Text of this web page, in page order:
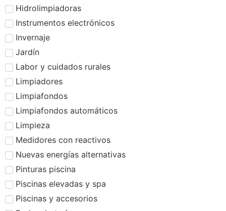
Hidrolimpiadoras
Instrumentos electrónicos
Invernaje
Jardín
Labor y cuidados rurales
Limpiadores
Limpiafondos
Limpiafondos automáticos
Limpieza
Medidores con reactivos
Nuevas energías alternativas
Pinturas piscina
Piscinas elevadas y spa
Piscinas y accesorios